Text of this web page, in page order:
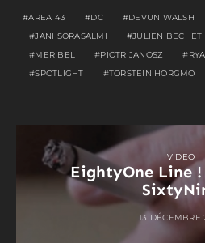
AREA 43 DC DEVUN WALSH
JANI SORASALMI
JULIEN BECHET
MERIBEL
PIOTR JANOSZ
SPOTLIGHT
TORSTEIN HORGMO
VIDEO
EightyOne Line
13 DÉCEMBRE